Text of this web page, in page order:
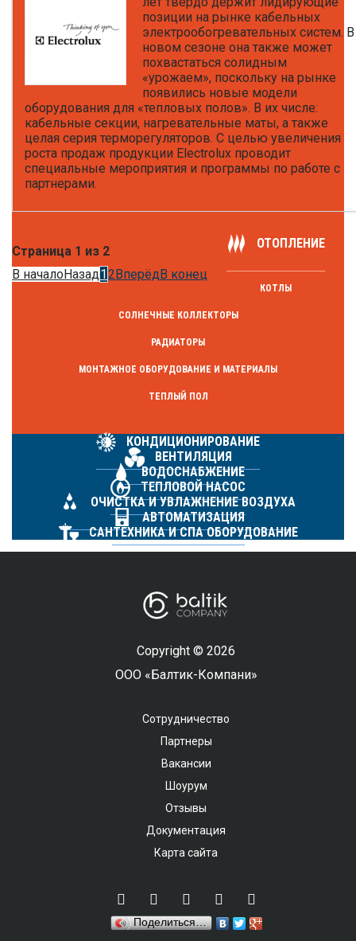
позиции на рынке кабельных
электрообогревательных систем. В
новом сезоне она также может
похвастаться солидным
«урожаем», поскольку на рынке
появились новые модели
оборудования для «тепловых полов». В их числе:
кабельные секции, нагревательные маты, а также
целая серия терморегуляторов. С целью увеличения
роста продаж продукции Electrolux проводит
специальные мероприятия и программы по работе с
партнерами.
Страница 1 из 2
В началоНазад12ВперёдВ конец
ОТОПЛЕНИЕ
КОТЛЫ
СОЛНЕЧНЫЕ КОЛЛЕКТОРЫ
РАДИАТОРЫ
МОНТАЖНОЕ ОБОРУДОВАНИЕ И МАТЕРИАЛЫ
ТЕПЛЫЙ ПОЛ
КОНДИЦИОНИРОВАНИЕ
ВЕНТИЛЯЦИЯ
ВОДОСНАБЖЕНИЕ
ТЕПЛОВОЙ НАСОС
ОЧИСТКА И УВЛАЖНЕНИЕ ВОЗДУХА
АВТОМАТИЗАЦИЯ
САНТЕХНИКА И СПА ОБОРУДОВАНИЕ
Copyright © 2026
ООО «Балтик-Компани»
Сотрудничество
Партнеры
Вакансии
Шоурум
Отзывы
Документация
Карта сайта
Поделиться…